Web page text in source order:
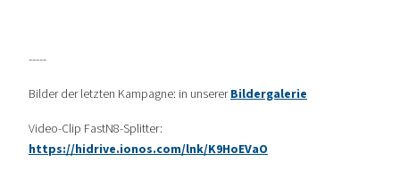
-----
Bilder der letzten Kampagne: in unsererBildergalerie
Video-Clip FastN8-Splitter:
https://hidrive.ionos.com/lnk/K9HoEVaO